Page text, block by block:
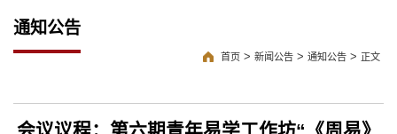
通知公告
首页 > 新闻公告 > 通知公告 > 正文